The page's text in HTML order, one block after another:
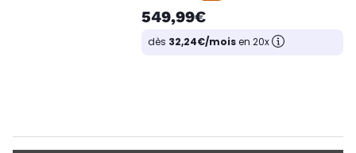
549,99€
dès 32,24€/moisen 20x